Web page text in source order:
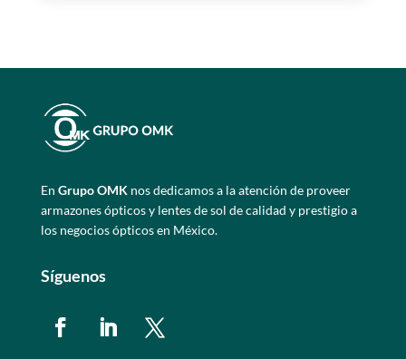
En Grupo OMKnos dedicamos a la atención de proveer
armazones ópticos y lentes de sol de calidad y prestigio a
los negocios ópticos en México.
Síguenos